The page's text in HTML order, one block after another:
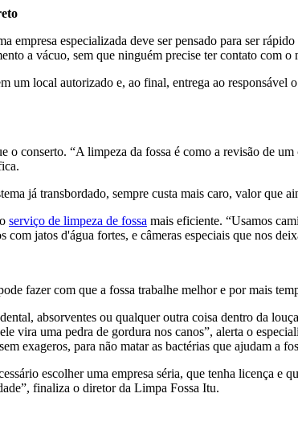
empresa especializada deve ser pensado para ser
a vácuo, sem que ninguém precise ter contato com o
um local autorizado e, ao final, entrega ao
o conserto. “A limpeza da fossa é como a revisão de
já transbordado, sempre custa mais caro, valor que
serviço de limpeza de fossa mais eficiente. “Usamos
jatos d'água fortes, e câmeras especiais que nos
fazer com que a fossa trabalhe melhor e por mais
absorventes ou qualquer outra coisa dentro da
vira uma pedra de gordura nos canos”, alerta o
exageros, para não matar as bactérias que ajudam a
escolher uma empresa séria, que tenha licença
finaliza o diretor da Limpa Fossa Itu.